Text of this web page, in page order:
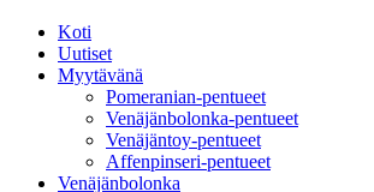
Koti
Uutiset
Myytävänä
Pomeranian-pentueet
Venäjänbolonka-pentueet
Venäjäntoy-pentueet
Affenpinseri-pentueet
Venäjänbolonka